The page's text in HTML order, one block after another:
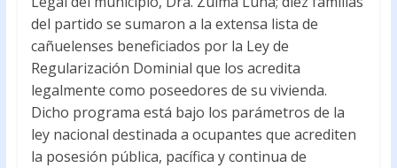
del partido se sumaron a la extensa lista de
cañuelenses beneficiados por la Ley de
Regularización Dominial que los acredita
legalmente como poseedores de su vivienda.
Dicho programa está bajo los parámetros de la
ley nacional destinada a ocupantes que acrediten
la posesión pública, pacífica y continua de